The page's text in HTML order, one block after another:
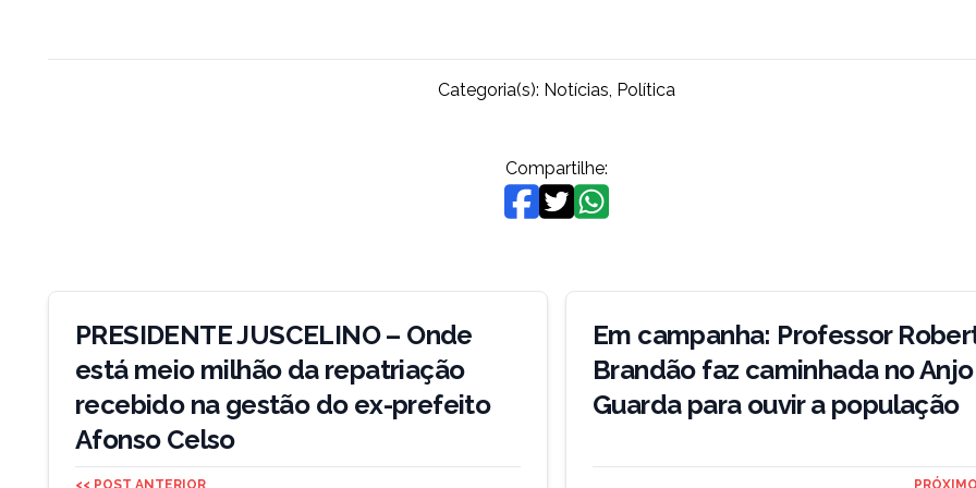
Categoria(s): Notícias Política
Compartilhe:
Navegação
PRESIDENTE JUSCELINO – Onde
está meio milhão da repatriação
recebido na gestão do ex-prefeito
Afonso Celso
Em campanha: Professor
Brandão faz caminhada no
Guarda para ouvir a população